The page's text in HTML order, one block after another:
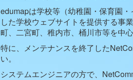
edumapは学校等（幼稚園・保育園
した学校ウェブサイトを提供する事
町、二宮町、稚内市、桶川市等を中
特に、メンテナンスを終了した
い。
システムエンジニアの方で、